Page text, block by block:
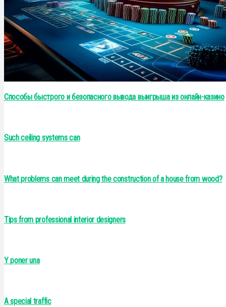
Способы быстрого и безопасного вывода выигрыша из онлайн-казино
Such ceiling systems can
What problems can meet during the construction of a house from wood?
Tips from professional interior designers
Y poner una
A special traffic